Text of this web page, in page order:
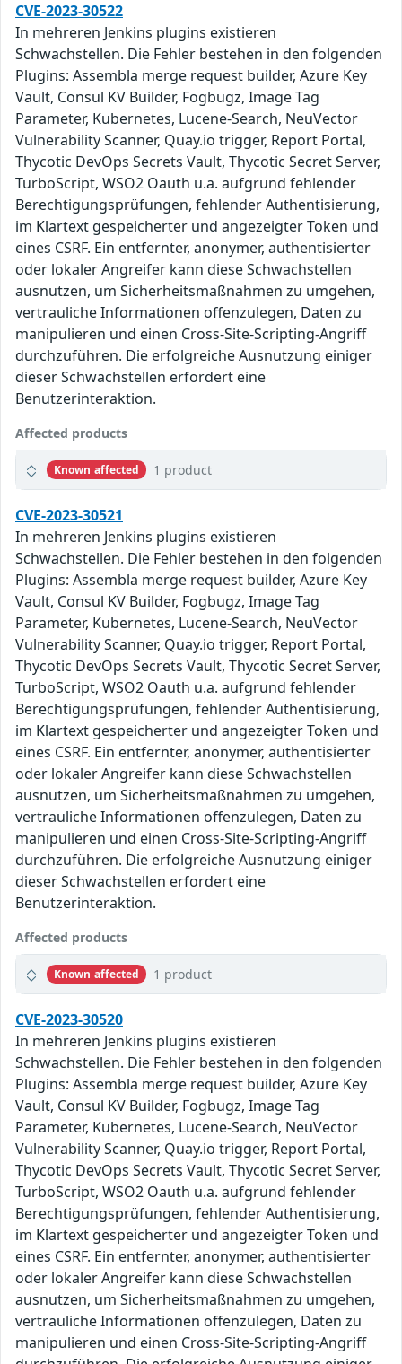
CVE-2023-30522
In mehreren Jenkins plugins existieren
Schwachstellen. Die Fehler bestehen in den folgenden
Plugins: Assembla merge request builder, Azure Key
Vault, Consul KV Builder, Fogbugz, Image Tag
Parameter, Kubernetes, Lucene-Search, NeuVector
Vulnerability Scanner, Quay.io trigger, Report Portal,
Thycotic DevOps Secrets Vault, Thycotic Secret Server,
TurboScript, WSO2 Oauth u.a. aufgrund fehlender
Berechtigungsprüfungen, fehlender Authentisierung,
im Klartext gespeicherter und angezeigter Token und
eines CSRF. Ein entfernter, anonymer, authentisierter
oder lokaler Angreifer kann diese Schwachstellen
ausnutzen, um Sicherheitsmaßnahmen zu umgehen,
vertrauliche Informationen offenzulegen, Daten zu
manipulieren und einen Cross-Site-Scripting-Angriff
durchzuführen. Die erfolgreiche Ausnutzung einiger
dieser Schwachstellen erfordert eine
Benutzerinteraktion.
Affected products
Known affected 1 product
CVE-2023-30521
In mehreren Jenkins plugins existieren
Schwachstellen. Die Fehler bestehen in den folgenden
Plugins: Assembla merge request builder, Azure Key
Vault, Consul KV Builder, Fogbugz, Image Tag
Parameter, Kubernetes, Lucene-Search, NeuVector
Vulnerability Scanner, Quay.io trigger, Report Portal,
Thycotic DevOps Secrets Vault, Thycotic Secret Server,
TurboScript, WSO2 Oauth u.a. aufgrund fehlender
Berechtigungsprüfungen, fehlender Authentisierung,
im Klartext gespeicherter und angezeigter Token und
eines CSRF. Ein entfernter, anonymer, authentisierter
oder lokaler Angreifer kann diese Schwachstellen
ausnutzen, um Sicherheitsmaßnahmen zu umgehen,
vertrauliche Informationen offenzulegen, Daten zu
manipulieren und einen Cross-Site-Scripting-Angriff
durchzuführen. Die erfolgreiche Ausnutzung einiger
dieser Schwachstellen erfordert eine
Benutzerinteraktion.
Affected products
Known affected 1 product
CVE-2023-30520
In mehreren Jenkins plugins existieren
Schwachstellen. Die Fehler bestehen in den folgenden
Plugins: Assembla merge request builder, Azure Key
Vault, Consul KV Builder, Fogbugz, Image Tag
Parameter, Kubernetes, Lucene-Search, NeuVector
Vulnerability Scanner, Quay.io trigger, Report Portal,
Thycotic DevOps Secrets Vault, Thycotic Secret Server,
TurboScript, WSO2 Oauth u.a. aufgrund fehlender
Berechtigungsprüfungen, fehlender Authentisierung,
im Klartext gespeicherter und angezeigter Token und
eines CSRF. Ein entfernter, anonymer, authentisierter
oder lokaler Angreifer kann diese Schwachstellen
ausnutzen, um Sicherheitsmaßnahmen zu umgehen,
vertrauliche Informationen offenzulegen, Daten zu
manipulieren und einen Cross-Site-Scripting-Angriff